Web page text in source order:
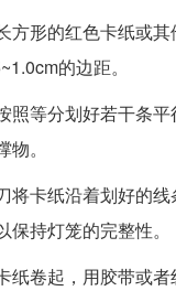
方形的红色卡纸或
的边距。
照等分划好若干条
。
将卡纸沿着划好的
持灯笼的完整性。
纸卷起，用胶带或